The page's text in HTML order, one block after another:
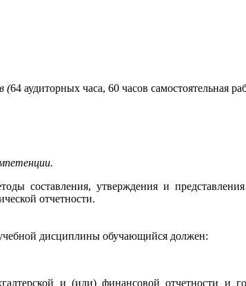
(64 аудиторных часа, 60 часов самостоятельная
составления, утверждения и представления
отчетности.
учебной дисциплины обучающийся должен:
и (или) финансовой отчетности и